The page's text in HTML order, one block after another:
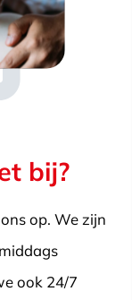
bij?
op. We zijn
ook 24/7